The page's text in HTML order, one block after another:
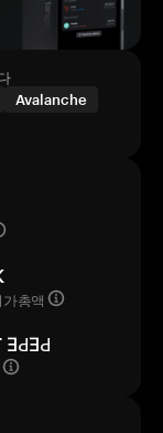
Avalanche
총액
ƎԀƎԀ